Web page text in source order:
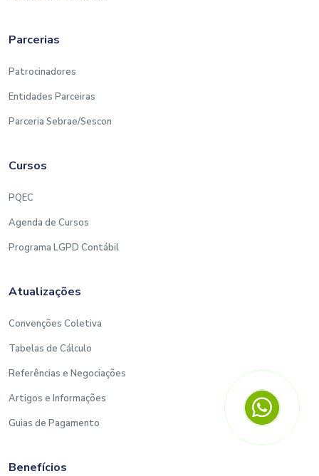
Parcerias
Patrocinadores
Entidades Parceiras
Parceria Sebrae/Sescon
Cursos
PQEC
Agenda de Cursos
Programa LGPD Contábil
Atualizações
Convenções Coletiva
Tabelas de Cálculo
Referências e Negociações
Artigos e Informações
Guias de Pagamento
Benefícios